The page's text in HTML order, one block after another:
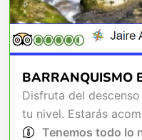
BARRANQUISMO
Disfruta del
tu nivel. Estarás
Tenemos todo lo